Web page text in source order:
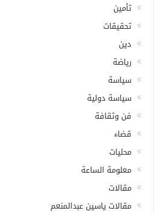
تأمين
تحقيقات
دين
رياضة
سياسة
سياسة دولية
فن وثقافة
قضاء
محليات
معلومة الساعة
مقالات
مقالات ياسين عبدالمنعم